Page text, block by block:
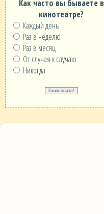
Как часто вы бываете в
кинотеатре?
Каждый день
Раз в неделю
Раз в месяц
От случая к случаю
Никогда